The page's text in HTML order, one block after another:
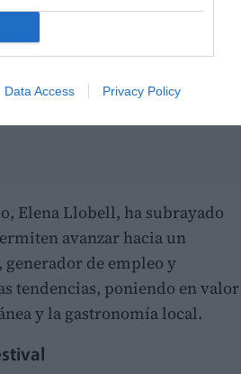
Data Access Privacy Policy
Elena Llobell, ha subrayado
avanzar hacia un
de empleo y
tendencias, poniendo en valor
y la gastronomía local.